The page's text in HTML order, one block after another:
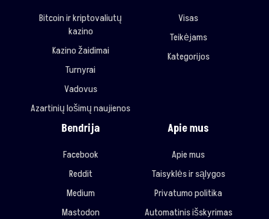
Bitcoin ir kriptovaliutų
kazino
Kazino žaidimai
Turnyrai
Vadovus
Azartinių lošimų naujienos
Visas
Teikėjams
Kategorijos
Bendrija
Facebook
Reddit
Medium
Mastodon
Apie mus
Apie mus
Taisyklės ir sąlygos
Privatumo politika
Automatinis išskyrimas